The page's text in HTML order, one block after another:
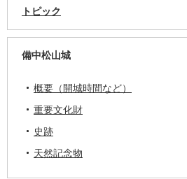
トピック
備中松山城
概要（開城時間など）
重要文化財
史跡
天然記念物